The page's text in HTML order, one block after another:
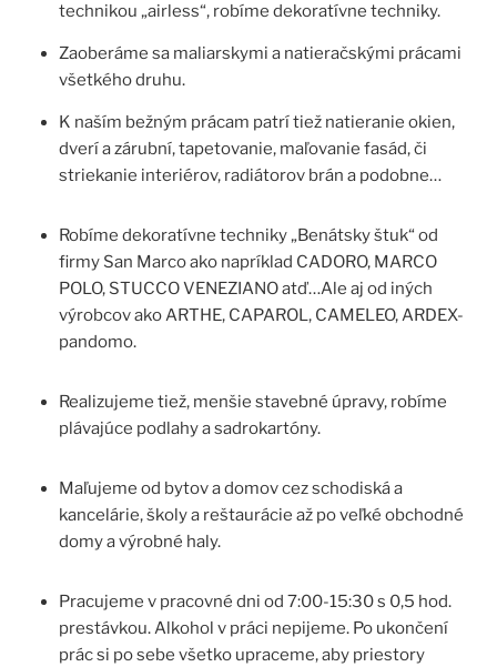
technikou „airless“, robíme dekoratívne techniky.
Zaoberáme sa maliarskymi a natieračskými prácami
všetkého druhu.
K naším bežným prácam patrí tiež natieranie okien,
dverí a zárubní, tapetovanie, maľovanie fasád, či
striekanie interiérov, radiátorov brán a podobne…
Robíme dekoratívne techniky „Benátsky štuk“ od
firmy San Marco ako napríklad CADORO, MARCO
POLO, STUCCO VENEZIANO atď…Ale aj od iných
výrobcov ako ARTHE, CAPAROL, CAMELEO, ARDEX-
pandomo.
Realizujeme tiež, menšie stavebné úpravy, robíme
plávajúce podlahy a sadrokartóny.
Maľujeme od bytov a domov cez schodiská a
kancelárie, školy a reštaurácie až po veľké obchodné
domy a výrobné haly.
Pracujeme v pracovné dni od 7:00-15:30 s 0,5 hod.
prestávkou. Alkohol v práci nepijeme. Po ukončení
prác si po sebe všetko upraceme, aby priestory